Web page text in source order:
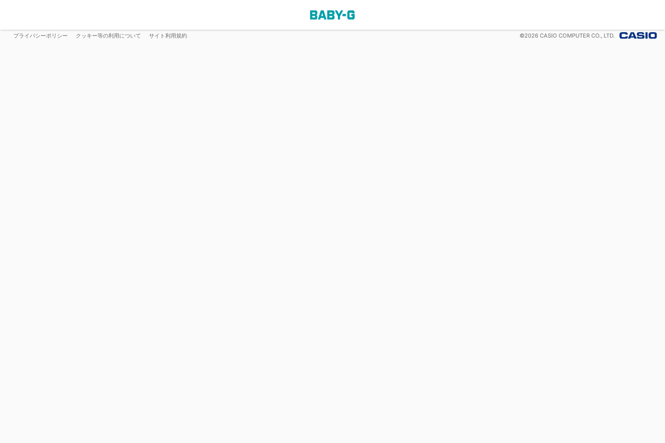
プライバシーポリシー クッキー等の利用について サイト利用規約 ©2026 CASIO COMPUTER CO., LTD.